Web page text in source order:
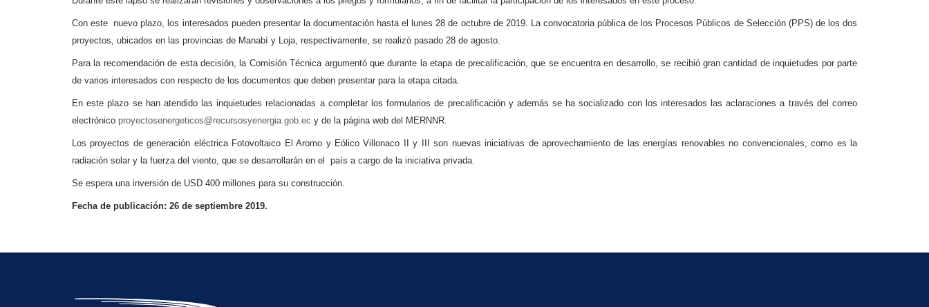
Con este nuevo plazo, los interesados pueden presentar la documentación hasta el lunes 28 de octubre de 2019. La convocatoria pública de los Procesos Públicos de Selección (PPS) de los dos
proyectos, ubicados en las provincias de Manabí y Loja, respectivamente, se realizó pasado 28 de agosto.
Para la recomendación de esta decisión, la Comisión Técnica argumentó que durante la etapa de precalificación, que se encuentra en desarrollo, se recibió gran cantidad de inquietudes por parte
de varios interesados con respecto de los documentos que deben presentar para la etapa citada.
En este plazo se han atendido las inquietudes relacionadas a completar los formularios de precalificación y además se ha socializado con los interesados las aclaraciones a través del correo
electrónico proyectosenergeticos@recursosyenergia.gob.ec y de la página web del MERNNR.
Los proyectos de generación eléctrica Fotovoltaico El Aromo y Eólico Villonaco II y III son nuevas iniciativas de aprovechamiento de las energías renovables no convencionales, como es la
radiación solar y la fuerza del viento, que se desarrollarán en el país a cargo de la iniciativa privada.
Se espera una inversión de USD 400 millones para su construcción.
Fecha de publicación: 26 de septiembre 2019.